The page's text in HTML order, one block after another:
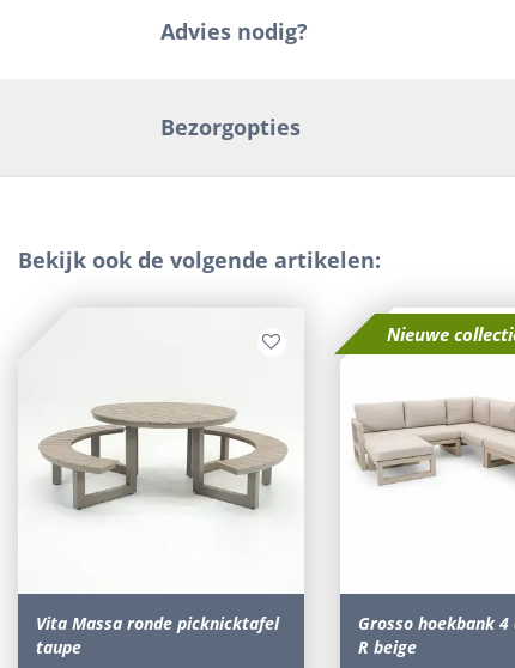
Advies nodig?
Bezorgopties
Bekijk ook de volgende artikelen:
Vita Massa ronde picknicktafel
taupe
Nieuwe
Grosso hoekbank
R beige